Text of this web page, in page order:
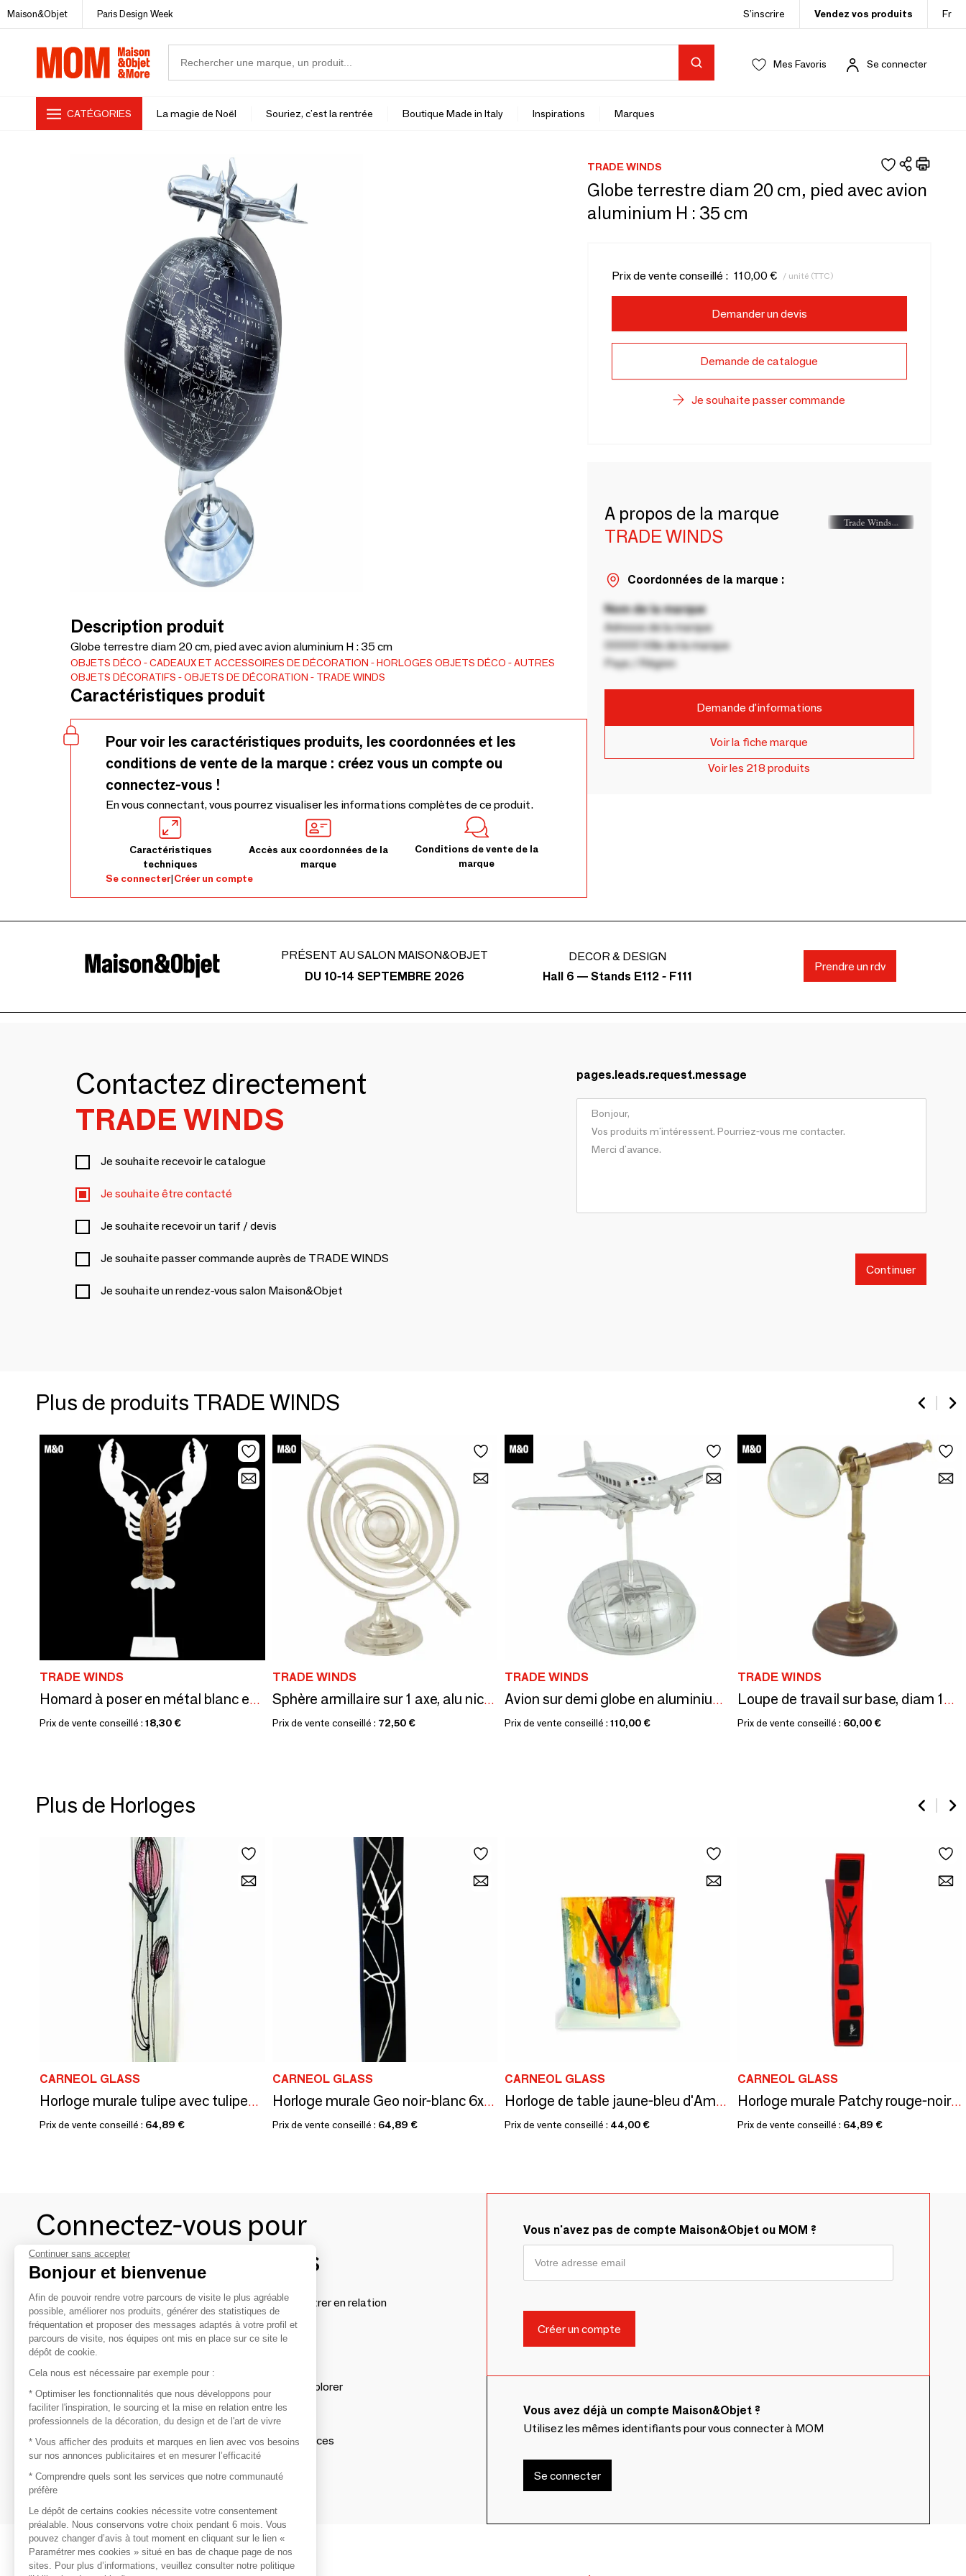
Maison&Objet Paris Design Week S’inscrire Vendez vos produits Fr
Mes Favoris Se connecter
CATÉGORIES La magie de Noël Souriez, c'est la rentrée Boutique Made in Italy Inspirations Marques
Description produit
Globe terrestre diam 20 cm, pied avec avion aluminium H : 35 cm
OBJETS DÉCO CADEAUX ET ACCESSOIRES DE DÉCORATION HORLOGES OBJETS DÉCO
AUTRES
OBJETS DÉCORATIFS
OBJETS DE DÉCORATION TRADE WINDS
Caractéristiques produit
Pour voir les caractéristiques produits, les coordonnées et les
conditions de vente de la marque : créez vous un compte ou
connectez-vous !
En vous connectant, vous pourrez visualiser les informations complètes de ce produit.
Caractéristiques
techniques
Accès aux coordonnées de la
marque
Conditions de vente de la
marque
Se connecter|Créer un compte
TRADE WINDS
Globe terrestre diam 20 cm, pied avec avion
aluminium H : 35 cm
Prix de vente conseillé : 110,00 € / unité (TTC)
Demander un devis
Demande de catalogue
Je souhaite passer commande
A propos de la marque
TRADE WINDS
Coordonnées de la marque :
Nom de la marque
Adresse de la marque
00000 Ville de la marque
Pays / Région
Demande d'informations
Voir la fiche marque
Voir les 218 produits
PRÉSENT AU SALON MAISON&OBJET
DU 10-14 SEPTEMBRE 2026
DECOR & DESIGN
Hall 6 — Stands E112 - F111
Prendre un rdv
Contactez directement
TRADE WINDS
Je souhaite recevoir le catalogue
Je souhaite être contacté
Je souhaite recevoir un tarif / devis
Je souhaite passer commande auprès de TRADE WINDS
Je souhaite un rendez-vous salon Maison&Objet
pages.leads.request.message
Continuer
Plus de produits TRADE WINDS
TRADE WINDS
Homard à poser en métal blanc et bois, H. 43 cm x L. 21 cm
Prix de vente conseillé : 18,30 €
TRADE WINDS
Sphère armillaire sur 1 axe, alu nickelé, H. 37 cm
Prix de vente conseillé : 72,50 €
TRADE WINDS
Avion sur demi globe en aluminium - dim. 35x25xh.28 cm
Prix de vente conseillé : 110,00 €
TRADE WINDS
Loupe de travail sur base, diam 10 cm
Prix de vente conseillé : 60,00 €
Plus de Horloges
CARNEOL GLASS
Horloge murale tulipe avec tulipes fuscia 6x41 cm
Prix de vente conseillé : 64,89 €
CARNEOL GLASS
Horloge murale Geo noir-blanc 6x41 cm
Prix de vente conseillé : 64,89 €
CARNEOL GLASS
Horloge de table jaune-bleu d'Amazon au format 12x14 cm
Prix de vente conseillé : 44,00 €
CARNEOL GLASS
Horloge murale Patchy rouge-noir 6x41 cm
Prix de vente conseillé : 64,89 €
Connectez-vous pour
contacter les marques
Afin de profiter au mieux de l'expérience MOM et de rentrer en relation
avec vos marques préférées, créez-vous un compte.
Découvrir
Les produits de milliers de fournisseurs à explorer
S'inspirer
Inspiration et sélections de produits tendances
Contacter
Vous n'avez pas de compte Maison&Objet ou MOM ?
Vous avez déjà un compte Maison&Objet ?
Utilisez les mêmes identifiants pour vous connecter à MOM
Se connecter
Continuer sans accepter
Bonjour et bienvenue
Afin de pouvoir rendre votre parcours de visite le plus agréable
possible, améliorer nos produits, générer des statistiques de
fréquentation et proposer des messages adaptés à votre profil et
parcours de visite, nos équipes ont mis en place sur ce site le
dépôt de cookie.
Cela nous est nécessaire par exemple pour :
* Optimiser les fonctionnalités que nous développons pour
faciliter l'inspiration, le sourcing et la mise en relation entre les
professionnels de la décoration, du design et de l'art de vivre
* Vous afficher des produits et marques en lien avec vos besoins
sur nos annonces publicitaires et en mesurer l’efficacité
* Comprendre quels sont les services que notre communauté
préfère
Le dépôt de certains cookies nécessite votre consentement
préalable. Nous conservons votre choix pendant 6 mois. Vous
pouvez changer d’avis à tout moment en cliquant sur le lien «
Paramétrer mes cookies » situé en bas de chaque page de nos
sites. Pour plus d’informations, veuillez consulter notre politique